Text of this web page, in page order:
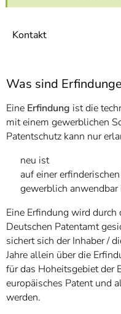
Kontakt
Was sind
Eine Erfindung ist die
mit einem gewerblichen
Patentschutz kann nur
neu ist
auf einer
gewerblich anwendbar
Eine Erfindung wird
Deutschen Patentamt
sichert sich der Inhaber /
Jahre allein über die
für das Hoheitsgebiet der
europäisches Patent und
werden.